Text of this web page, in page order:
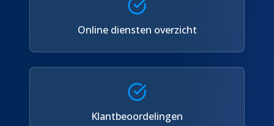
Online diensten overzicht
Klantbeoordelingen